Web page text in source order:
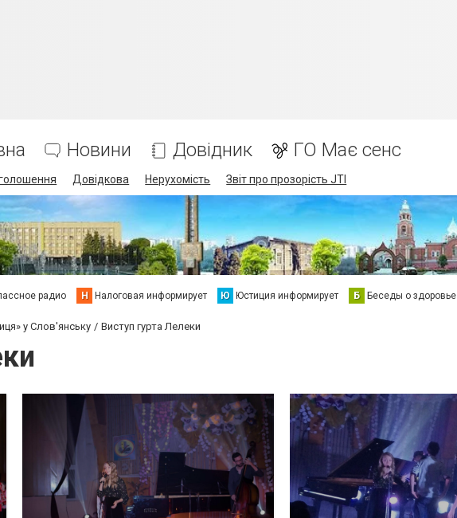
Новини Довідник ГО Має сенс
Довідкова Нерухомість Звіт про прозорість JTI
радио Н Налоговая информирует Ю Юстиция информирует Б Беседы о здоровье
у Слов'янську Виступ гурта Лелеки